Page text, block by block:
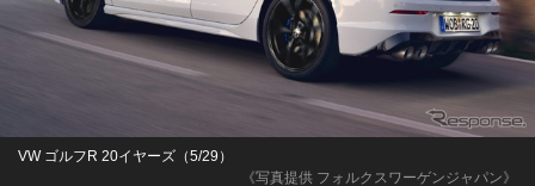
《写真提供 フォルクスワーゲンジャパン》
VW ゴルフR 20イヤーズ（5/29）